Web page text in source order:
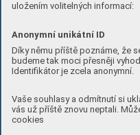
uložením volitelných informací:
Anonymní unikátní ID
Díky němu příště poznáme, že
budeme tak moci přesněji
Identifikátor je zcela anonymní.
Vaše souhlasy a odmítnutí si
vás už příště znovu neptali.
cookies